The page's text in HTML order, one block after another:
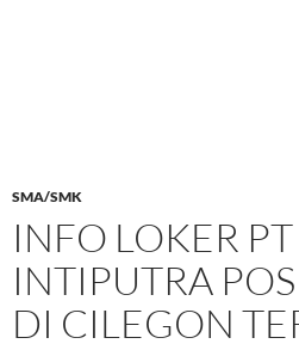
SMA/SMK
INFO LOKER
INTIPUTRA
DI CILEGON